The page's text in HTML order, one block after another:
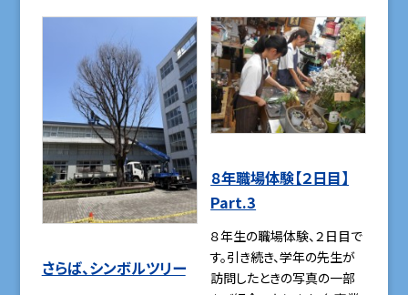
さらば、シンボルツリー
８年職場体験【２日目】
Part.3
８年生の職場体験、２日目で
す。引き続き、学年の先生が
訪問したときの写真の一部